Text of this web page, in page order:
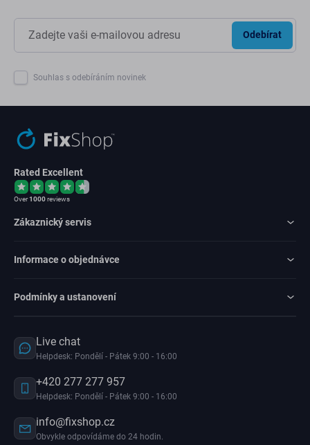
Odebírat
Souhlas s odebíráním novinek
Rated Excellent
Over1000reviews
Zákaznický servis
Informace o objednávce
Podmínky a ustanovení
Live chat
Helpdesk: Pondělí - Pátek 9:00 - 16:00
+420 277 277 957
Helpdesk: Pondělí - Pátek 9:00 - 16:00
info@fixshop.cz
Obvykle odpovídáme do 24 hodin.